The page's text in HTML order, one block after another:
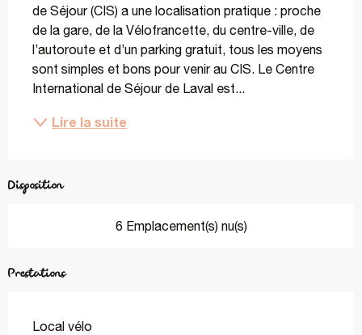
de Séjour (CIS) a une localisation pratique : proche
de la gare, de la Vélofrancette, du centre-ville, de
l’autoroute et d’un parking gratuit, tous les moyens
sont simples et bons pour venir au CIS. Le Centre
International de Séjour de Laval est...
Lire la suite
Disposition
6 Emplacement(s) nu(s)
Prestations
Local vélo